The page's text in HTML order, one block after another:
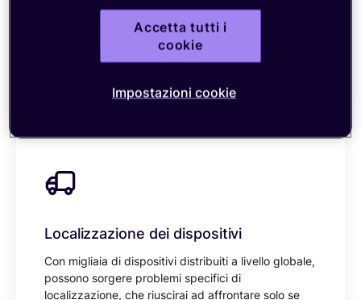
consumo di dati e a comprendere meglio le
statistiche di traffico giornaliere e mensili. Puoi
Localizzazione dei dispositivi
Con migliaia di dispositivi distribuiti a livello globale,
possono sorgere problemi specifici di
localizzazione, che riuscirai ad affrontare solo se
Accetta tutti i
cookie
Impostazioni cookie